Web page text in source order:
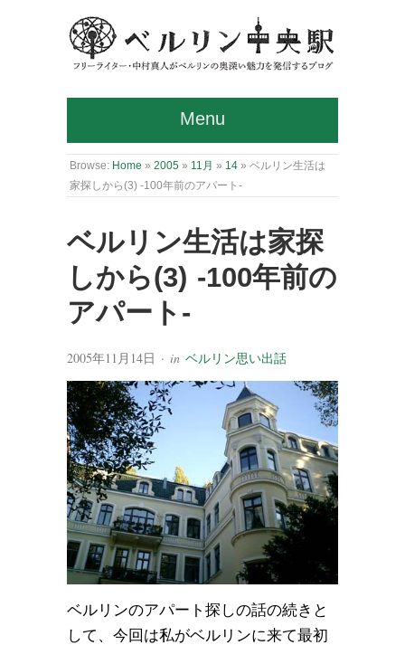
Menu
Browse: Home » 2005 » 11月 » 14 » ベルリン生活は
家探しから(3) -100年前のアパート-
ベルリン生活は家探
しから(3) -100年前の
アパート-
2005年11月14日 · in ベルリン思い出話
ベルリンのアパート探しの話の続きと
して、今回は私がベルリンに来て最初